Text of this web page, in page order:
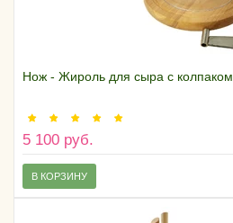
Нож - Жироль для сыра с колпаком
5 100 руб.
В КОРЗИНУ